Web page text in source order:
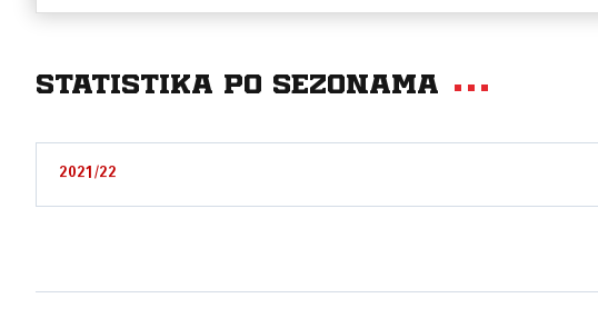
Statistika po sezonama
2021/22